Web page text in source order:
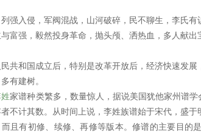
强入侵，军阀混战，山河破碎，民不聊生，李氏
富强，毅然投身革命，抛头颅、洒热血，多人献出
共和国成立后，特别是改革开放后，经济快速发
有建树。
家谱种类繁多，数量惊人，据说美国犹他家州谱
不计其数。从时间上说，李姓族谱始于宋代，盛
且有初修、续修、再修等版本。修谱的主要目的